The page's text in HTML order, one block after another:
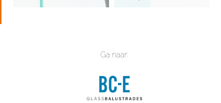
Ga naar: